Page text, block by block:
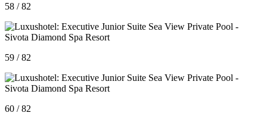
58 / 82
59 / 82
60 / 82